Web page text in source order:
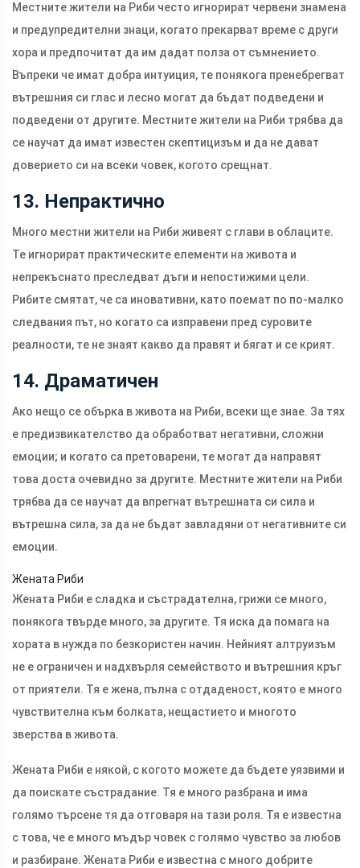
Местните жители на Риби често игнорират червени знамена
и предупредителни знаци, когато прекарват време с други
хора и предпочитат да им дадат полза от съмнението.
Въпреки че имат добра интуиция, те понякога пренебрегват
вътрешния си глас и лесно могат да бъдат подведени и
подведени от другите. Местните жители на Риби трябва да
се научат да имат известен скептицизъм и да не дават
доверието си на всеки човек, когото срещнат.
13. Непрактично
Много местни жители на Риби живеят с глави в облаците.
Те игнорират практическите елементи на живота и
непрекъснато преследват дъги и непостижими цели.
Рибите смятат, че са иновативни, като поемат по по-малко
следвания път, но когато са изправени пред суровите
реалности, те не знаят какво да правят и бягат и се крият.
14. Драматичен
Ако нещо се обърка в живота на Риби, всеки ще знае. За тях
е предизвикателство да обработват негативни, сложни
емоции; и когато са претоварени, те могат да направят
това доста очевидно за другите. Местните жители на Риби
трябва да се научат да впрегнат вътрешната си сила и
вътрешна сила, за да не бъдат завладяни от негативните си
емоции.
Жената Риби
Жената Риби е сладка и състрадателна, грижи се много,
понякога твърде много, за другите. Тя иска да помага на
хората в нужда по безкористен начин. Нейният алтруизъм
не е ограничен и надхвърля семейството и вътрешния кръг
от приятели. Тя е жена, пълна с отдаденост, която е много
чувствителна към болката, нещастието и многото
зверства в живота.
Жената Риби е някой, с когото можете да бъдете уязвими и
да поискате състрадание. Тя е много разбрана и има
голямо търсене тя да отговаря на тази роля. Тя е известна
с това, че е много мъдър човек с голямо чувство за любов
и разбиране. Жената Риби е известна с много добрите